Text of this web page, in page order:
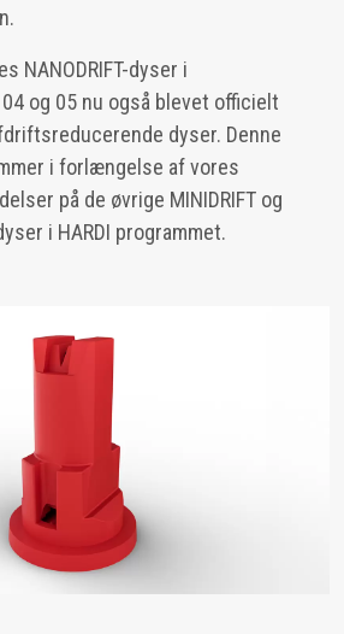
NANODRIFT-dyser i
og 05 nu også blevet officielt
dyser. Denne
i forlængelse af vores
på de øvrige MINIDRIFT og
i HARDI programmet.